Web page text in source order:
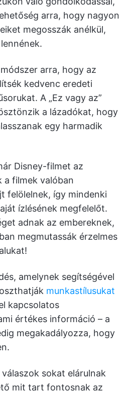
arra, hogy nagyon
megosszák anélkül,
arra, hogy az
kedvenc eredeti
A „Ez vagy az”
a lázadókat, hogy
egy harmadik
Disney-filmet az
a filmek valóban
felölelnek, így mindenki
ízlésének megfelelőt.
adnak az embereknek,
megmutassák érzelmes
amelynek segítségével
munkastílusukat
kapcsolatos
értékes információ – a
megakadályozza, hogy
sokat elárulnak
mit tart fontosnak az